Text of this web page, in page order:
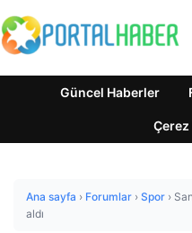
Güncel Haberler
Çerez
Ana sayfa › Forumlar › Spor ›
aldı